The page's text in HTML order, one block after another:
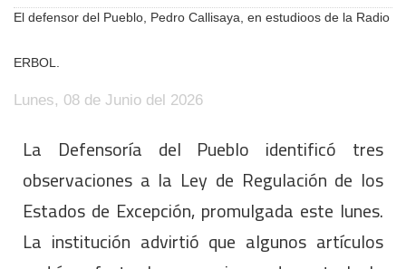
El defensor del Pueblo, Pedro Callisaya, en estudioos de la Radio
ERBOL.
Lunes, 08 de Junio del 2026
La Defensoría del Pueblo identificó tres
observaciones a la Ley de Regulación de los
Estados de Excepción, promulgada este lunes.
La institución advirtió que algunos artículos